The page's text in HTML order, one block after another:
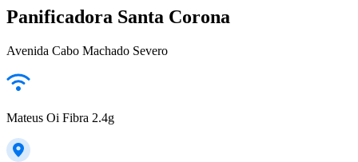
Panificadora Santa Corona
Avenida Cabo Machado Severo
Mateus Oi Fibra 2.4g